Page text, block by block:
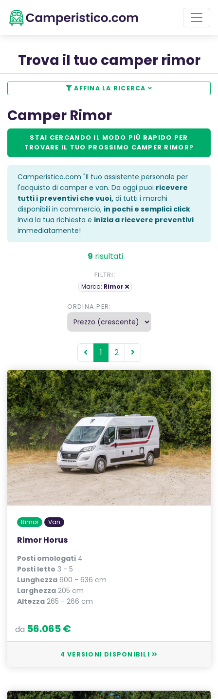
Trova il tuo camper rimor
AFFINA LA RICERCA
Camper Rimor
STAI CERCANDO IL MODO PIÙ RAPIDO PER
TROVARE IL TUO PROSSIMO CAMPER RIMOR?
Camperistico.com "Il tuo assistente personale per
l'acquisto di camper e van. Da oggi puoi ricevere
tutti i preventivi che vuoi, di tutti i marchi
disponibili in commercio, in pochi e semplici click.
Invia la tua richiesta e inizia a ricevere preventivi
immediatamente!
9 risultati
FILTRI:
Marca: Rimor
ORDINA PER:
1 2
Rimor Van
Rimor Horus
Posti omologati 4
Posti letto 3 - 5
Lunghezza 600 - 636 cm
Larghezza 205 cm
Altezza 265 - 266 cm
da 56.065 €
4 VERSIONI DISPONIBILI